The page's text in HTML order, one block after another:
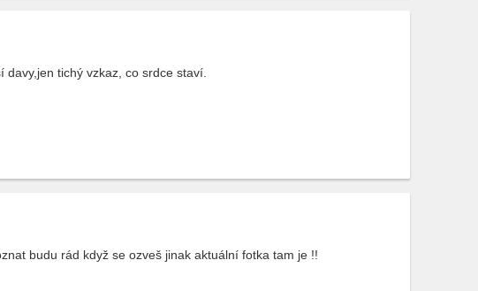
tichý vzkaz, co srdce staví.
budu rád když se ozveš jinak aktuální fotka tam je !!